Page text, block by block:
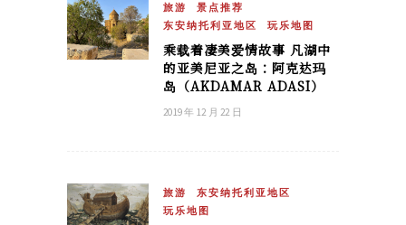
旅游
景点推荐
东安纳托利亚地区
玩乐地图
乘载着凄美爱情故事 凡湖中
的亚美尼亚之岛：阿克达玛
岛（AKDAMAR ADASI）
2019 年 12 月 22 日
旅游
东安纳托利亚地区
玩乐地图